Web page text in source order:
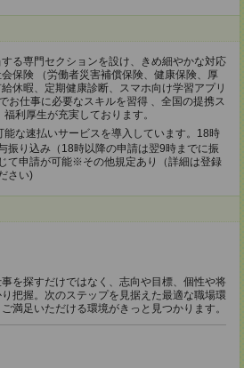
する専門セクションを設け、きめ細やかな対応
保険 （労働者災害補償保険、健康保険、厚
休暇、定期健康診断、スマホ向け学習アプリ
お仕事に必要なスキルを習得 、全国の提携ス
利厚生が充実しております。
能な速払いサービスを導入しています。18時
振り込み（18時以降の申請は翌9時までに振
て申請が可能※その他規定あり（詳細は登録
さい)
を探すだけではなく、志向や目標、個性や将
把握。次のステップを見据えた最適な職場環
満足いただける環境がきっと見つかります。